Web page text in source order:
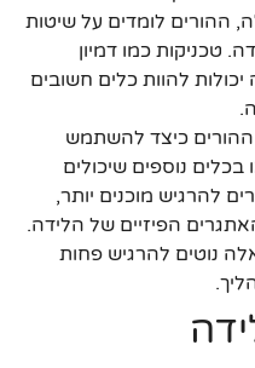
ההורים לומדים על שיטות
טכניקות כמו דמיון
להוות כלים חשובים
ההורים כיצד להשתמש
נוספים שיכולים
להרגיש מוכנים יותר,
הפיזיים של הלידה.
נוטים להרגיש פחות